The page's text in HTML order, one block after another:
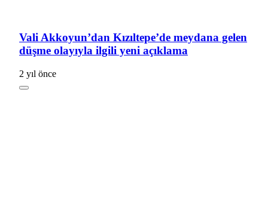
Vali Akkoyun’dan Kızıltepe’de meydana gelen
düşme olayıyla ilgili yeni açıklama
2 yıl önce